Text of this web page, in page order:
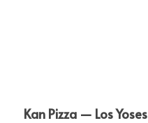
Kan Pizza — Los Yoses